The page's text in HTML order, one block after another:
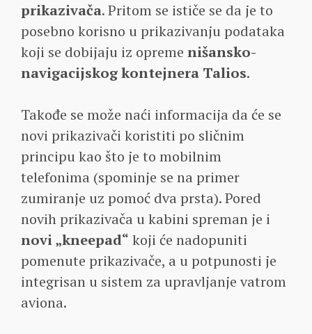
prikazivača. Pritom se ističe se da je to
posebno korisno u prikazivanju podataka
koji se dobijaju iz opreme nišansko-
navigacijskog kontejnera Talios.
Takođe se može naći informacija da će se
novi prikazivači koristiti po sličnim
principu kao što je to mobilnim
telefonima (spominje se na primer
zumiranje uz pomoć dva prsta). Pored
novih prikazivača u kabini spreman je i
novi „kneepad“ koji će nadopuniti
pomenute prikazivače, a u potpunosti je
integrisan u sistem za upravljanje vatrom
aviona.